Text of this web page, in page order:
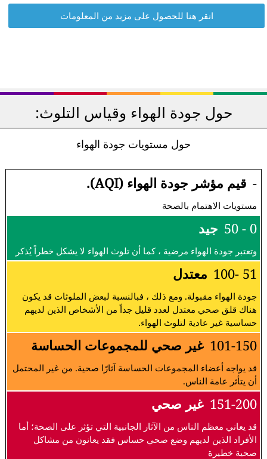
انقر هنا للحصول على مزيد من المعلومات
حول جودة الهواء وقياس التلوث:
حول مستويات جودة الهواء
- قيم مؤشر جودة الهواء (AQI).
مستويات الاهتمام بالصحة
0 - 50 جيد
وتعتبر جودة الهواء مرضية ، كما أن تلوث الهواء لا يشكل خطراً يُذكر
51 -100 معتدل
جودة الهواء مقبولة. ومع ذلك ، فبالنسبة لبعض الملوثات قد يكون
هناك قلق صحي معتدل لعدد قليل جداً من الأشخاص الذين لديهم
حساسية غير عادية لتلوث الهواء.
101-150 غير صحي للمجموعات الحساسة
قد يواجه أعضاء المجموعات الحساسة آثارًا صحية. من غير المحتمل
أن يتأثر عامة الناس.
151-200 غير صحي
قد يعاني معظم الناس من الآثار الجانبية التي تؤثر على الصحة؛ أما
الأفراد الذين لديهم وضع صحي حساس فقد يعانون من مشاكل
صحية خطيرة